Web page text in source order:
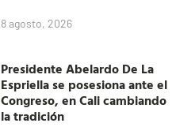
8 agosto, 2026
Presidente Abelardo De La
Espriella se posesiona ante el
Congreso, en Cali cambiando
la tradición